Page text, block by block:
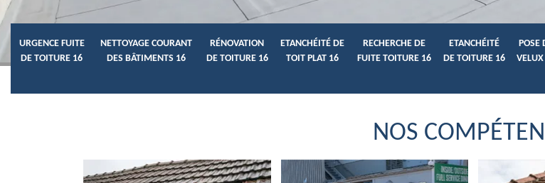
URGENCE FUITE
DE TOITURE 16
NETTOYAGE COURANT
DES BÂTIMENTS 16
RÉNOVATION
DE TOITURE 16
ETANCHÉITÉ DE
TOIT PLAT 16
RECHERCHE DE
FUITE TOITURE 16
ETANCHÉITÉ
DE TOITURE 16
POSE
NOS